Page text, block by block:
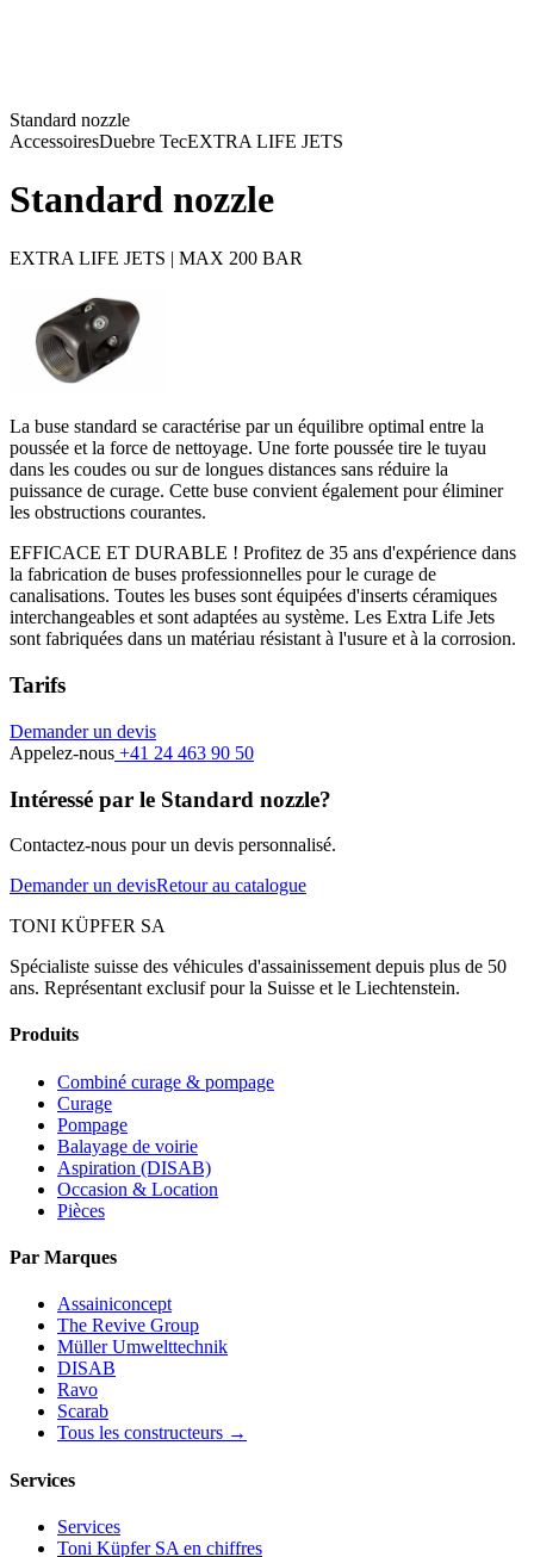
Standard nozzle
AccessoiresDuebre TecEXTRA LIFE JETS
Standard nozzle
EXTRA LIFE JETS | MAX 200 BAR
La buse standard se caractérise par un équilibre optimal entre la
poussée et la force de nettoyage. Une forte poussée tire le tuyau
dans les coudes ou sur de longues distances sans réduire la
puissance de curage. Cette buse convient également pour éliminer
les obstructions courantes.
EFFICACE ET DURABLE ! Profitez de 35 ans d'expérience dans
la fabrication de buses professionnelles pour le curage de
canalisations. Toutes les buses sont équipées d'inserts céramiques
interchangeables et sont adaptées au système. Les Extra Life Jets
sont fabriquées dans un matériau résistant à l'usure et à la corrosion.
Tarifs
Demander un devis
Appelez-nous +41 24 463 90 50
Intéressé par le Standard nozzle?
Contactez-nous pour un devis personnalisé.
Demander un devisRetour au catalogue
TONI KÜPFER SA
Spécialiste suisse des véhicules d'assainissement depuis plus de 50
ans. Représentant exclusif pour la Suisse et le Liechtenstein.
Produits
Combiné curage & pompage
Curage
Pompage
Balayage de voirie
Aspiration (DISAB)
Occasion & Location
Pièces
Par Marques
Assainiconcept
The Revive Group
Müller Umwelttechnik
DISAB
Ravo
Scarab
Tous les constructeurs →
Services
Services
Toni Küpfer SA en chiffres